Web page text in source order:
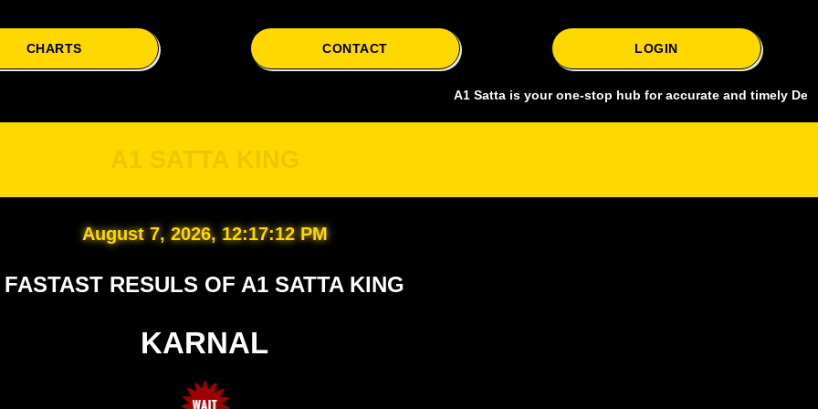
CHARTS CONTACT LOGIN
A1 Satta is your one-stop hub for accurate and timely Delhi
August 7, 2026, 12:17:13 PM
FASTAST RESULS OF A1 SATTA KING
KARNAL